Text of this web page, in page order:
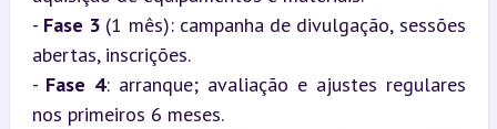
- Fase 3 (1 mês): campanha de divulgação, sessões
abertas, inscrições.
- Fase 4: arranque; avaliação e ajustes regulares
nos primeiros 6 meses.